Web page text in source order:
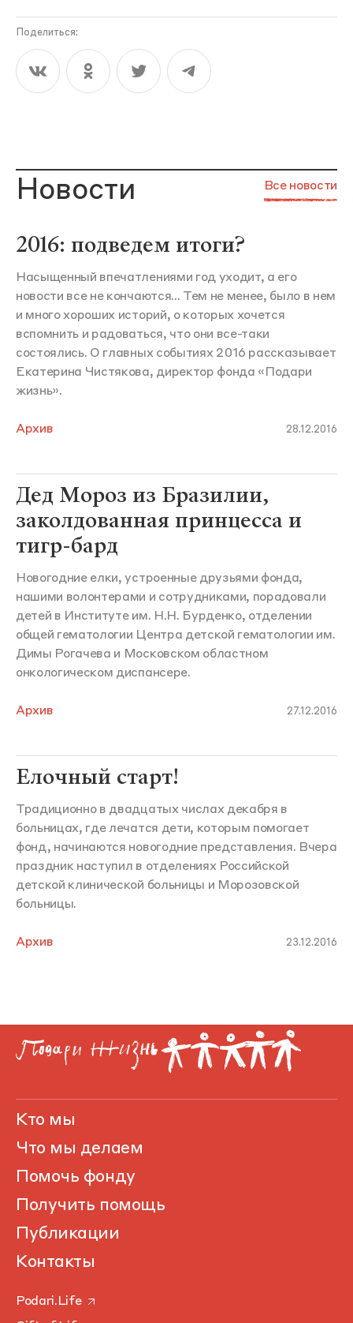
Поделиться:
Новости Все новости
2016: подведем итоги?
Насыщенный впечатлениями год уходит, а его
новости все не кончаются... Тем не менее, было в нем
и много хороших историй, о которых хочется
вспомнить и радоваться, что они все-таки
состоялись. О главных событиях 2016 рассказывает
Екатерина Чистякова, директор фонда «Подари
жизнь».
Архив 28.12.2016
Дед Мороз из Бразилии,
заколдованная принцесса и
тигр-бард
Новогодние елки, устроенные друзьями фонда,
нашими волонтерами и сотрудниками, порадовали
детей в Институте им. Н.Н. Бурденко, отделении
общей гематологии Центра детской гематологии им.
Димы Рогачева и Московском областном
онкологическом диспансере.
Архив 27.12.2016
Елочный старт!
Традиционно в двадцатых числах декабря в
больницах, где лечатся дети, которым помогает
фонд, начинаются новогодние представления. Вчера
праздник наступил в отделениях Российской
детской клинической больницы и Морозовской
больницы.
Архив 23.12.2016
Кто мы
Что мы делаем
Помочь фонду
Получить помощь
Публикации
Контакты
Podari.Life